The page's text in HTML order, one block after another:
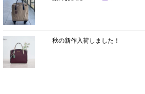
秋の新作入荷しました！